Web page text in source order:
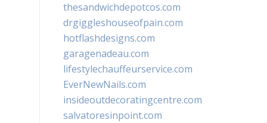
thesandwichdepotcos.com
drgiggleshouseofpain.com
hotflashdesigns.com
garagenadeau.com
lifestylechauffeurservice.com
EverNewNails.com
insideoutdecoratingcentre.com
salvatoresinpoint.com